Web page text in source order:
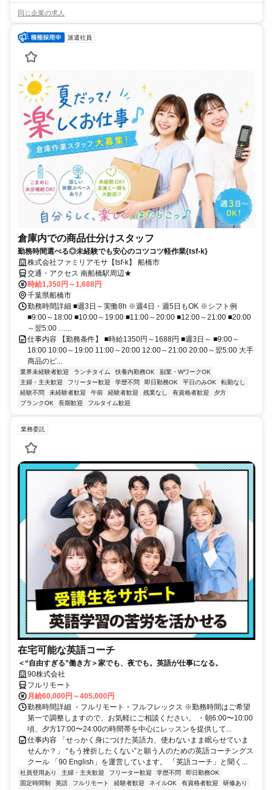
同じ企業の求人
派遣社員
倉庫内での商品仕分けスタッフ
勤務時間選べる◎未経験でも安心のコツコツ軽作業{tsf-k}
株式会社ファミリアモサ【tsf-k】 船橋市
交通・アクセス 南船橋駅周辺★
時給1,350円～1,688円
千葉県船橋市
勤務時間詳細 ■週3日～実働8h ※週4日・週5日もOK ※シフト例
■9:00～18:00 ■10:00～19:00 ■11:00～20:00 ■12:00～21:00 ■20:00
～翌5:00 …...
仕事内容 【勤務条件】 ■時給1350円～1688円 ■週3日～ ■9:00～
18:00 10:00～19:00 11:00～20:00 12:00～21:00 20:00～翌5:00 大手
商品のピ...
業界未経験者歓迎 ランチタイム 扶養内勤務OK
副業・WワークOK
主婦・主夫歓迎
フリーター歓迎 学歴不問 即日勤務OK 平日のみOK
転勤なし
経験不問
未経験者歓迎 午前 経験者歓迎 残業なし 有資格者歓迎
夕方
ブランクOK
長期歓迎 フルタイム歓迎
業務委託
在宅可能な英語コーチ
＜“自由すぎる”働き方＞家でも、夜でも。英語が仕事になる。
90株式会社
フルリモート
月給60,000円～405,000円
勤務時間詳細 ・フルリモート・フルフレックス ※勤務時間はご希望
第一で調整しますので、お気軽にご相談ください。 ・朝6:00〜10:00
頃、夕方17:00〜24:00の時間帯を中心にレッスンを提供して...
仕事内容 「せっかく身につけた英語力、使わないまま眠らせていま
せんか？」 “もう挫折したくない”と願う人のための英語コーチングス
クール 「90 English」を運営しています。 「英語コーチ」と聞く...
社員登用あり 主婦・主夫歓迎 フリーター歓迎 学歴不問
即日勤務OK
固定時間制
英語 フルリモート 経験者歓迎 ネイルOK 有資格者歓迎
研修あり